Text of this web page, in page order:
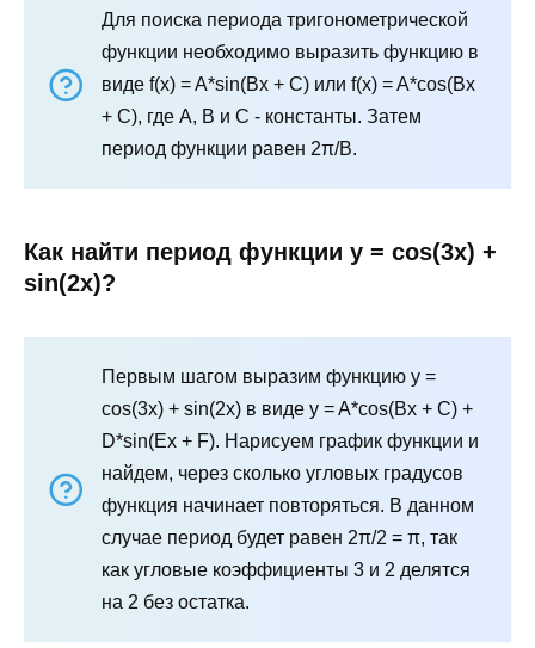
Для поиска периода тригонометрической
функции необходимо выразить функцию в
виде f(x) = A*sin(Bx + C) или f(x) = A*cos(Bx
+ C), где A, B и C - константы. Затем
период функции равен 2π/B.
Как найти период функции y = cos(3x) +
sin(2x)?
Первым шагом выразим функцию y =
cos(3x) + sin(2x) в виде y = A*cos(Bx + C) +
D*sin(Ex + F). Нарисуем график функции и
найдем, через сколько угловых градусов
функция начинает повторяться. В данном
случае период будет равен 2π/2 = π, так
как угловые коэффициенты 3 и 2 делятся
на 2 без остатка.